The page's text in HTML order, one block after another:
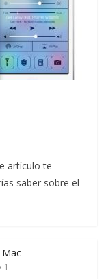
artículo te
saber sobre el
1